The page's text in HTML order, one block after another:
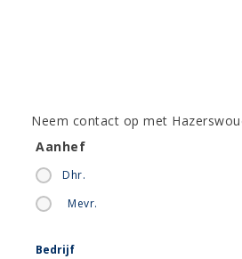
Neem contact op met
Aanhef
Dhr.
Mevr.
Bedrijf